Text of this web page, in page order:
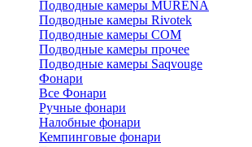
Подводные камеры MURENA
Подводные камеры Rivotek
Подводные камеры СОМ
Подводные камеры прочее
Подводные камеры Saqvouge
Фонари
Все Фонари
Ручные фонари
Налобные фонари
Кемпинговые фонари